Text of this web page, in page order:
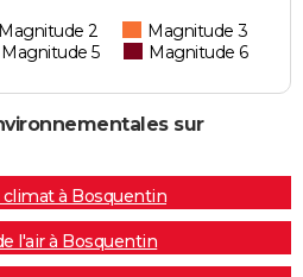
Magnitude 2
Magnitude 3
Magnitude 5 Magnitude 6
sur
climat à Bosquentin
l'air à Bosquentin